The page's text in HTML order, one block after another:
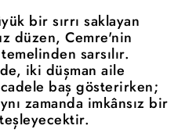
bir sırrı saklayan
düzen, Cemre'nin
sarsılır.
iki düşman aile
baş gösterirken;
zamanda imkânsız bir